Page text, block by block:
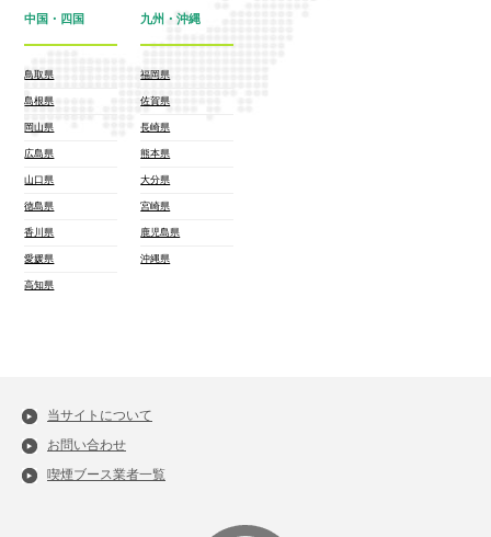
中国・四国
鳥取県
島根県
岡山県
広島県
山口県
徳島県
香川県
愛媛県
高知県
九州・沖縄
福岡県
佐賀県
長崎県
熊本県
大分県
宮崎県
鹿児島県
沖縄県
当サイトについて
お問い合わせ
喫煙ブース業者一覧